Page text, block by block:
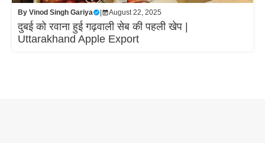
By Vinod Singh Gariya | August 22, 2025
दुबई को रवाना हुई गढ़वाली सेब की पहली खेप |
Uttarakhand Apple Export